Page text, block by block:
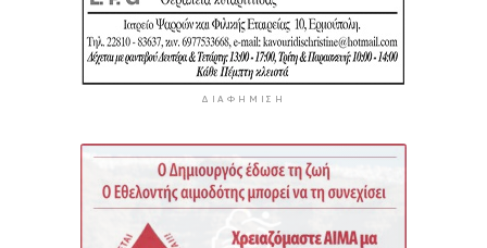
ΔΙΑΦΉΜΙΣΗ